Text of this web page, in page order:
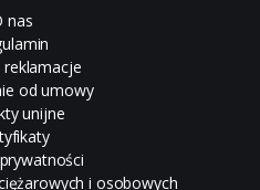
nas
od umowy
unijne
i osobowych